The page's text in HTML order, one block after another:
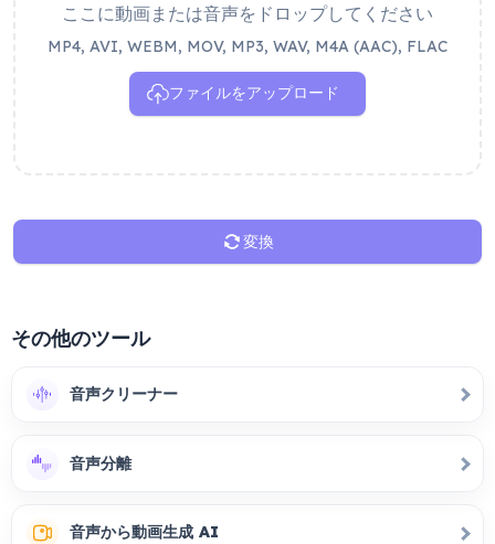
ここに動画または音声をドロップしてください
MP4, AVI, WEBM, MOV, MP3, WAV, M4A (AAC), FLAC
ファイルをアップロード
変換
その他のツール
音声クリーナー
音声分離
音声から動画生成 AI